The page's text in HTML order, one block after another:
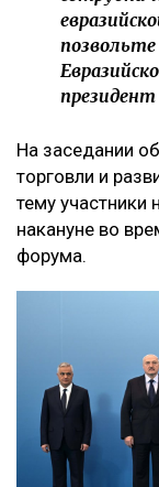
позвольте
На заседании
торговли и
тему
накануне во
форума.